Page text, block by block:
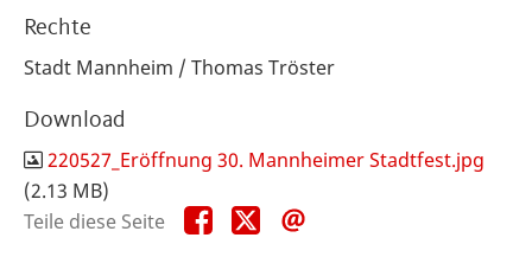
Rechte
Stadt Mannheim / Thomas Tröster
Download
220527_Eröffnung 30. Mannheimer Stadtfest.jpg
(2.13 MB)
Teile diese Seite
Teile
diese
Teile
diese